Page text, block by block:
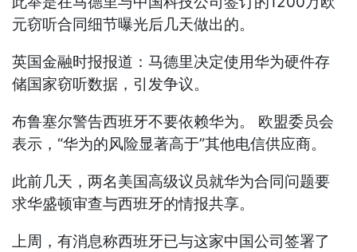
元窃听合同细节曝光后几天做出的。
英国金融时报报道：马德里决定使用华为硬件存
储国家窃听数据，引发争议。
布鲁塞尔警告西班牙不要依赖华为。 欧盟委员会
表示，“华为的风险显著高于”其他电信供应商。
此前几天，两名美国高级议员就华为合同问题要
求华盛顿审查与西班牙的情报共享。
上周，有消息称西班牙已与这家中国公司签署了